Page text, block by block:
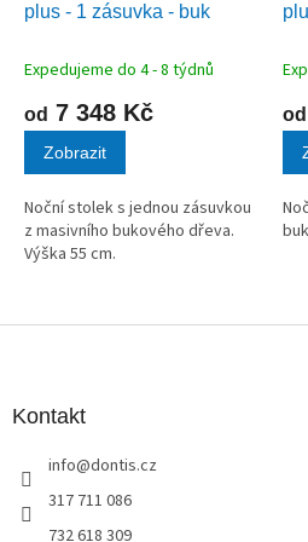
R
plus - 1 zásuvka - buk
Expedujeme do 4 - 8 týdnů
od 7 348 Kč
Zobrazit
Noční stolek s jednou zásuvkou
z masivního bukového dřeva.
Výška 55 cm.
od
Kontakt
info@dontis.cz
317 711 086
732 618 309